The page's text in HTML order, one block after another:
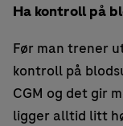
Ha kontroll på
Før man trener
kontroll på
CGM og det gir
ligger alltid litt